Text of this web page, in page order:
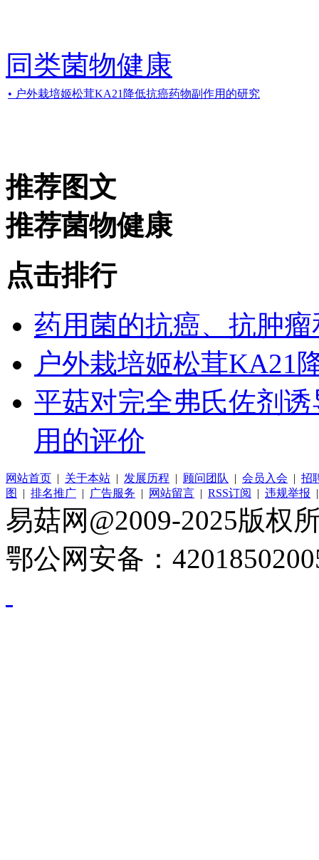
同类菌物健康
• 户外栽培姬松茸KA21降低抗癌药物副作用的研究
推荐图文
推荐菌物健康
点击排行
药用菌的抗癌、抗肿
户外栽培姬松茸KA21
平菇对完全弗氏佐剂
用的评价
网站首页 | 关于本站 | 发展历程 | 顾问团队 | 会员入会 | 招
图
| 排名推广 | 广告服务 | 网站留言 | RSS订阅 | 违规举报
易菇网@2009-2025版权
鄂公网安备：